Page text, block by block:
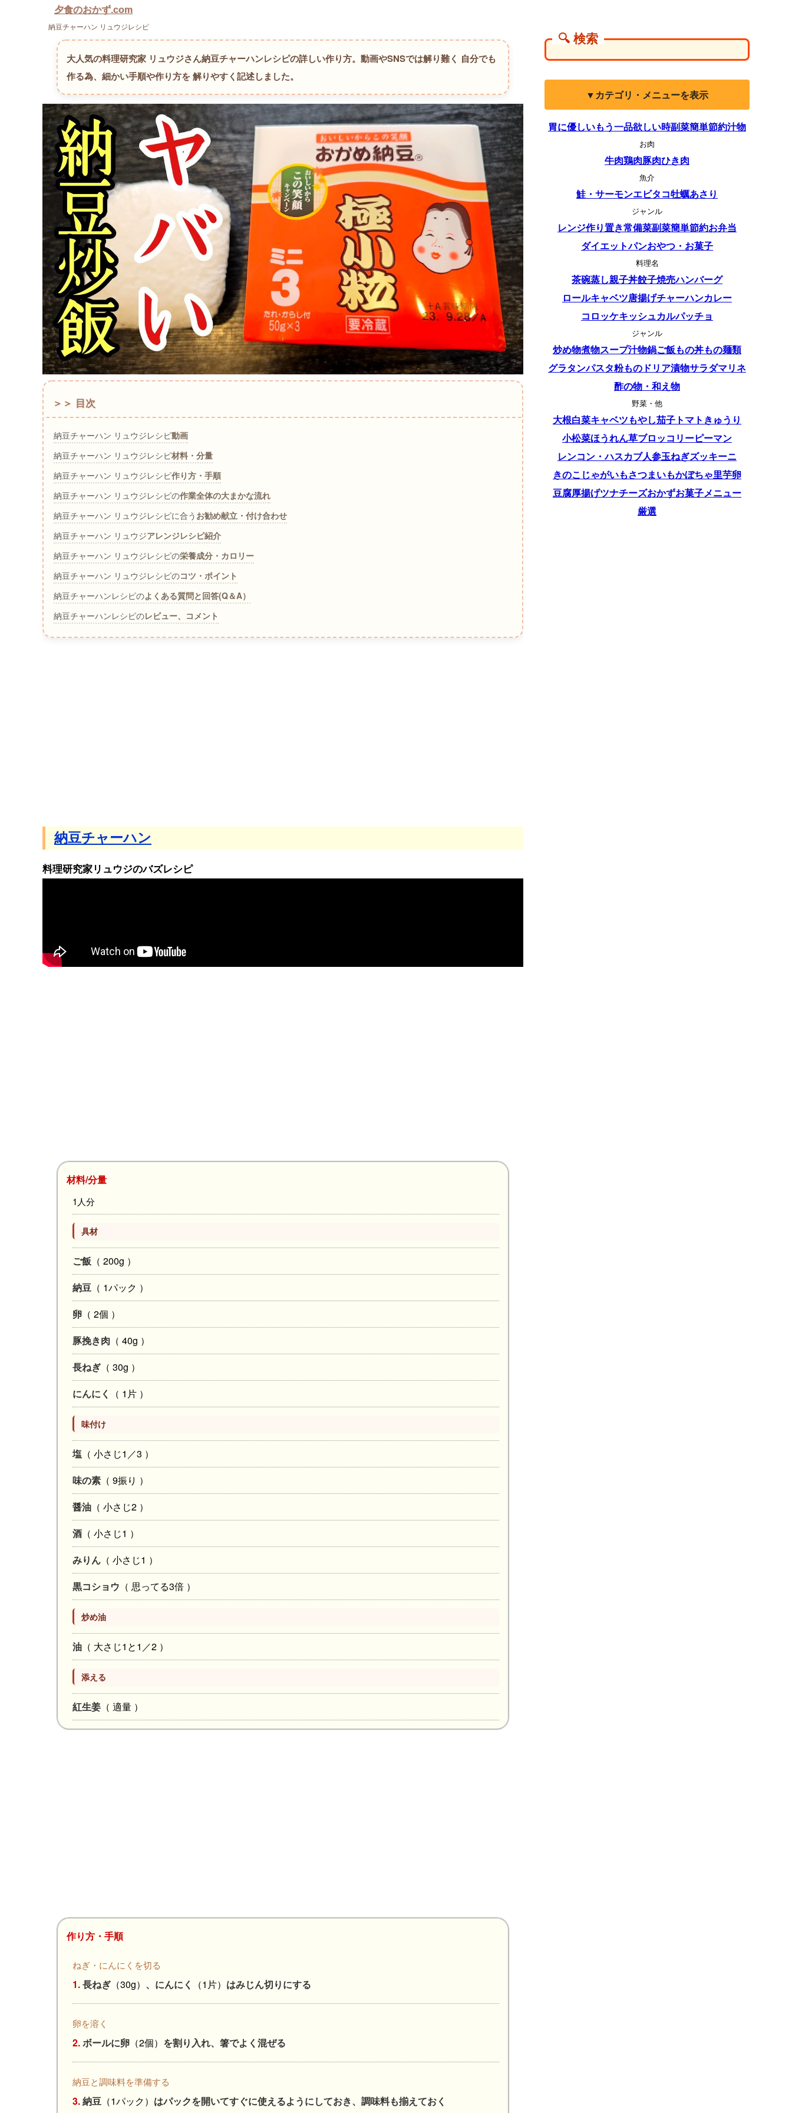
夕食のおかず.com
納豆チャーハン リュウジレシピ
大人気の料理研究家 リュウジさん納豆チャーハンレシピの詳しい作り方。 動画やSNSでは解り難く 自分でも
作る為、細かい手順や作り方を 解りやすく記述しました。
＞＞ 目次
納豆チャーハン リュウジレシピ動画
納豆チャーハン リュウジレシピ材料・分量
納豆チャーハン リュウジレシピ作り方・手順
納豆チャーハン リュウジレシピの作業全体の大まかな流れ
納豆チャーハン リュウジレシピに合う お勧め献立・付け合わせ
納豆チャーハン リュウジアレンジレシピ紹介
納豆チャーハン リュウジレシピの栄養成分・カロリー
納豆チャーハン リュウジレシピのコツ・ポイント
納豆チャーハンレシピのよくある質問と回答(Q＆A）
納豆チャーハンレシピのレビュー、コメント
納豆チャーハン
料理研究家リュウジのバズレシピ
材料/分量
1人分
具材
ご飯（ 200g ）
納豆（ 1パック ）
卵（ 2個 ）
豚挽き肉 （ 40g ）
長ねぎ（ 30g ）
にんにく
（ 1片 ）
味付け
塩 （ 小さじ1／3 ）
味の素（ 9振り ）
醤油（ 小さじ2 ）
酒（ 小さじ1 ）
みりん（ 小さじ1 ）
黒コショウ （ 思ってる3倍 ）
炒め油
油（ 大さじ1と1／2 ）
添える
紅生姜（ 適量 ）
作り方・手順
ねぎ・にんにくを切る
1.長ねぎ（30g） 、にんにく （1片） はみじん切りにする
卵を溶く
2.ボールに卵（2個） を割り入れ、箸でよく混ぜる
納豆と調味料を準備する
3.納豆（1パック） はパックを開いてすぐに使えるようにしておき、調味料も揃えておく
🔍 検索
▼カテゴリ・メニューを表示
胃に優しいもう一品欲しい時副菜簡単節約汁物
お肉
牛肉鶏肉豚肉ひき肉
魚介
鮭・サーモンエビタコ牡蠣あさり
ジャンル
レンジ作り置き常備菜副菜簡単節約お弁当
ダイエットパンおやつ・お菓子
料理名
茶碗蒸し親子丼餃子焼売ハンバーグ
ロールキャベツ唐揚げチャーハンカレー
コロッケキッシュカルパッチョ
ジャンル
炒め物煮物スープ汁物鍋ご飯もの丼もの麺類
グラタンパスタ粉もの ドリア漬物サラダマリネ
酢の物・和え物
野菜・他
大根白菜キャベツもやし茄子 トマト きゅうり
小松菜ほうれん草ブロッコリーピーマン
レンコン・ハスカブ人参玉ねぎズッキーニ
きのこ じゃがいもさつまいもかぼちゃ里芋卵
豆腐厚揚げツナチーズおかずお菓子メニュー
厳選